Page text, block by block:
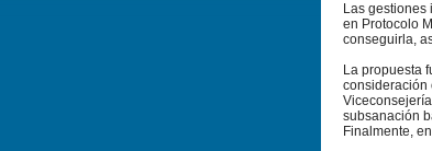
Las gestiones
en Protocolo
conseguirla,
La propuesta
consideración
subsanación
Finalmente,